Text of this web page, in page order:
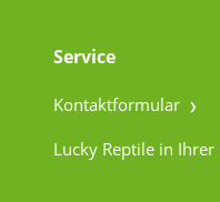
Service
Kontaktformular
Lucky Reptile in Ihrer